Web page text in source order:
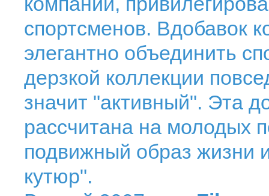
спортсменов. Вдобавок
элегантно объединить
дерзкой коллекции
значит "активный". Эта
рассчитана на молодых
подвижный образ жизни
кутюр".